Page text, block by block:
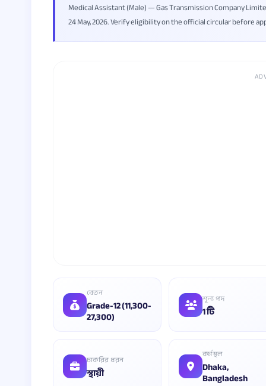
Medical Assistant (Male) — Gas Transmission Company
24 May, 2026. Verify eligibility on the official circular before
বেতন
Grade-12 (11,300-
27,300)
শূন্য পদ
1 টি
চাকরির ধরন
স্থায়ী
কর্মস্থল
Dhaka,
Bangladesh